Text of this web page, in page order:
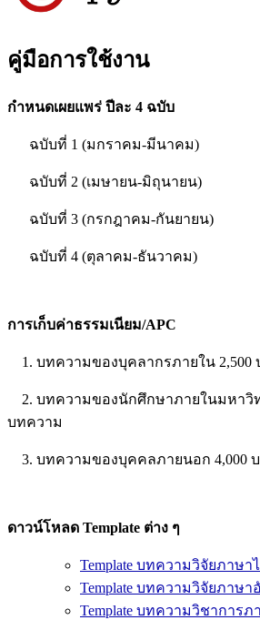
คู่มือการใช้งาน
กำหนดเผยแพร่ ปีละ 4 ฉบับ
ฉบับที่ 1 (มกราคม-มีนาคม)
ฉบับที่ 2 (เมษายน-มิถุนายน)
ฉบับที่ 3 (กรกฎาคม-กันยายน)
ฉบับที่ 4 (ตุลาคม-ธันวาคม)
การเก็บค่าธรรมเนียม/APC
1. บทความของบุคลากรภายใน 2,500
2. บทความของนักศึกษาภายในมหาวิท
บทความ
3. บทความของบุคคลภายนอก 4,000
ดาวน์โหลด Template ต่าง ๆ
Template บทความวิจัยภาษา
Template บทความวิจัยภาษา
Template บทความวิชาการภ